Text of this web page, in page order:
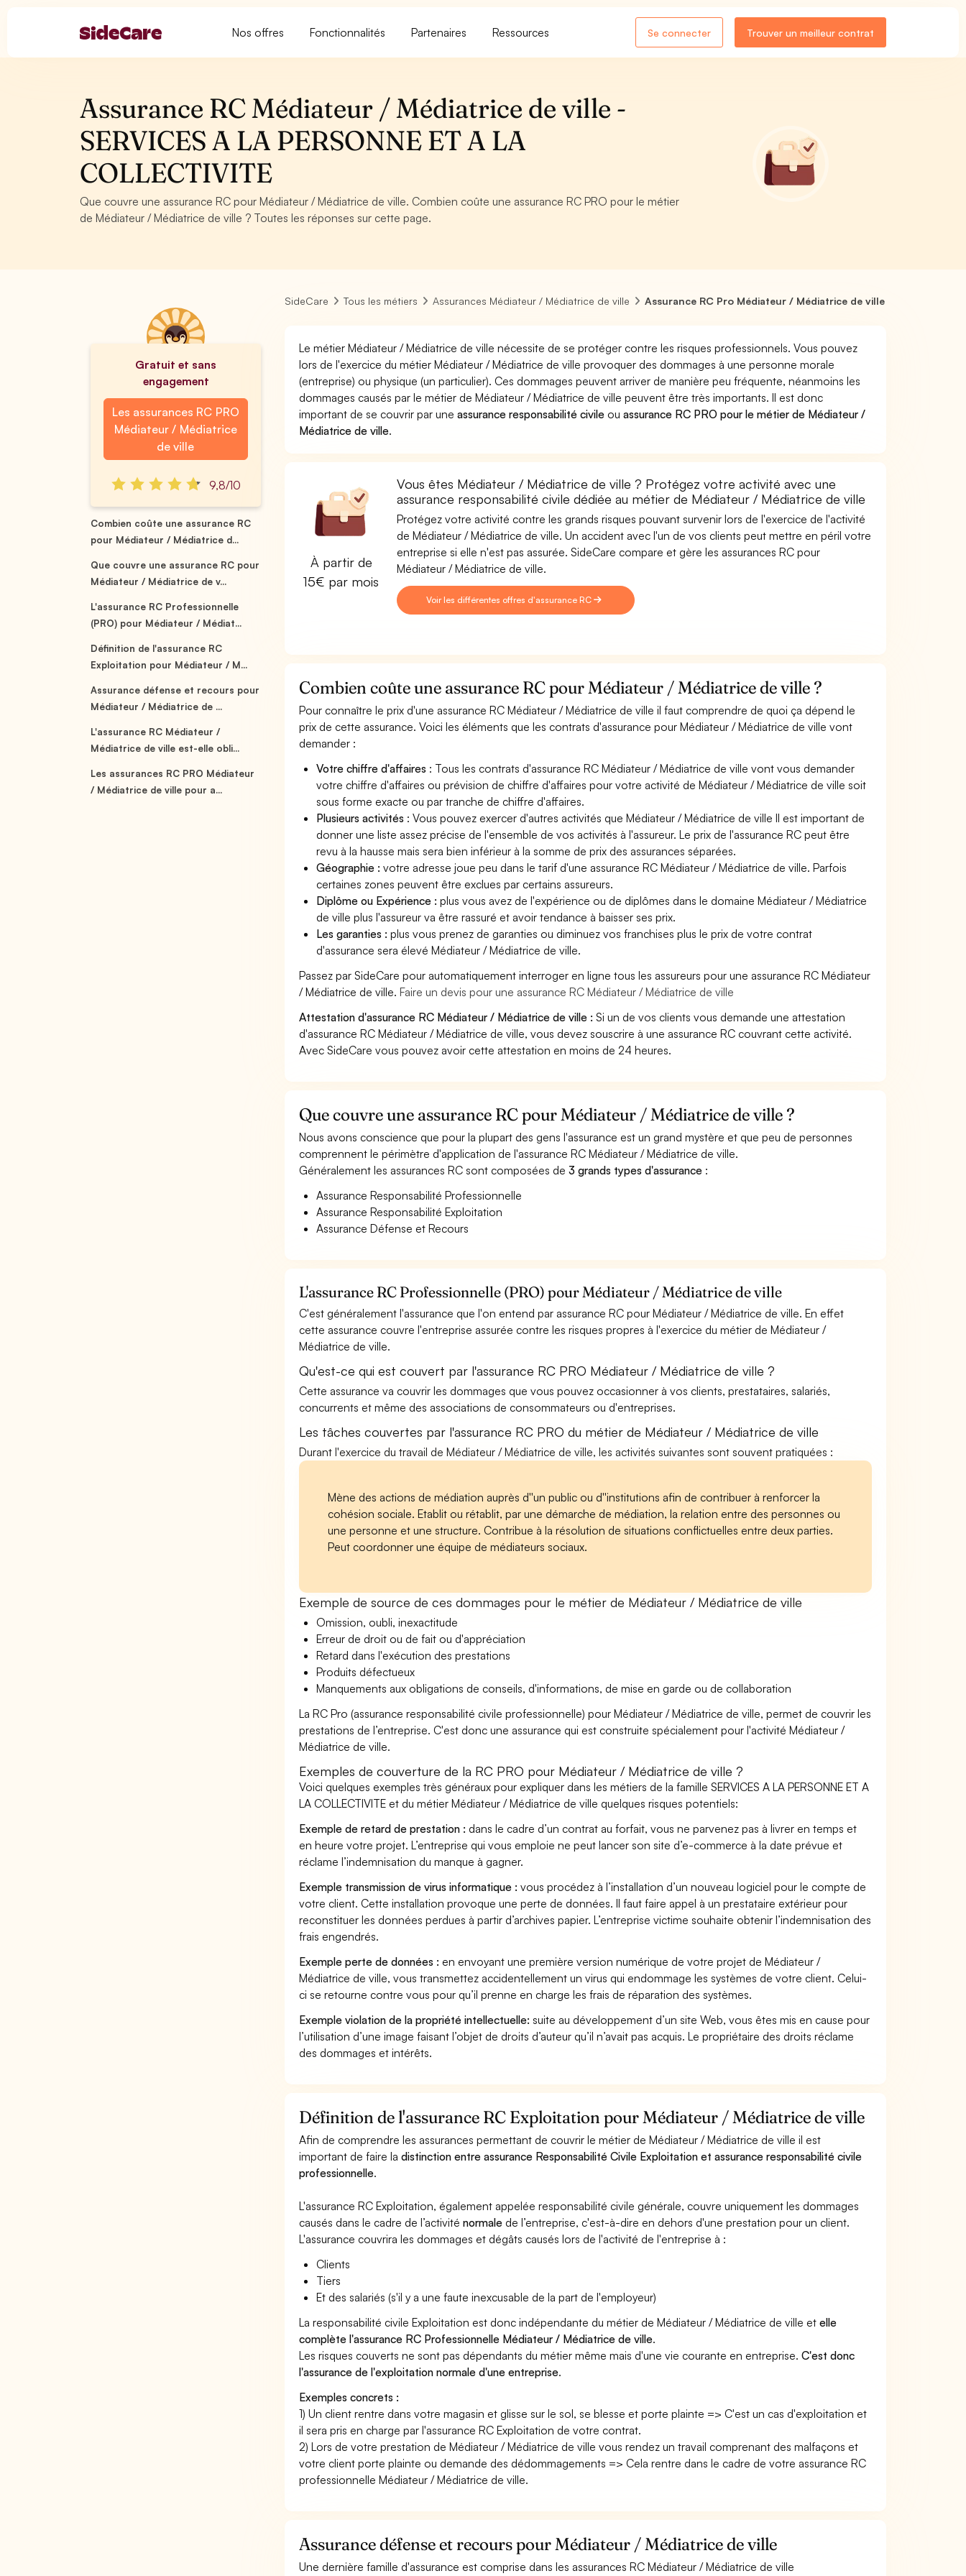
Nos offres Fonctionnalités Partenaires Ressources Se connecter Trouver un meilleur contrat
Assurance RC Médiateur / Médiatrice de ville -
SERVICES A LA PERSONNE ET A LA
COLLECTIVITE
Que couvre une assurance RC pour Médiateur / Médiatrice de ville. Combien coûte une assurance RC PRO pour le métier
de Médiateur / Médiatrice de ville ? Toutes les réponses sur cette page.
Gratuit et sans
engagement
Les assurances RC PRO
Médiateur / Médiatrice
de ville
9,8/10
Combien coûte une assurance RC
pour Médiateur / Médiatrice d...
Que couvre une assurance RC pour
Médiateur / Médiatrice de v...
L'assurance RC Professionnelle
(PRO) pour Médiateur / Médiat...
Définition de l'assurance RC
Exploitation pour Médiateur / M...
Assurance défense et recours pour
Médiateur / Médiatrice de ...
L'assurance RC Médiateur /
Médiatrice de ville est-elle obli...
Les assurances RC PRO Médiateur
/ Médiatrice de ville pour a...
SideCare Tous les métiers Assurances Médiateur / Médiatrice de ville Assurance RC Pro Médiateur / Médiatrice de ville
Le métier Médiateur / Médiatrice de ville nécessite de se protéger contre les risques professionnels. Vous pouvez
lors de l'exercice du métier Médiateur / Médiatrice de ville provoquer des dommages à une personne morale
(entreprise) ou physique (un particulier). Ces dommages peuvent arriver de manière peu fréquente, néanmoins les
dommages causés par le métier de Médiateur / Médiatrice de ville peuvent être très importants. Il est donc
important de se couvrir par uneassurance responsabilité civile ouassurance RC PRO pour le métier de Médiateur /
Médiatrice de ville.
À partir de
15€ par mois
Vous êtes Médiateur / Médiatrice de ville ? Protégez votre activité avec une
assurance responsabilité civile dédiée au métier de Médiateur / Médiatrice de ville
Protégez votre activité contre les grands risques pouvant survenir lors de l'exercice de l'activité
de Médiateur / Médiatrice de ville. Un accident avec l'un de vos clients peut mettre en péril votre
entreprise si elle n'est pas assurée. SideCare compare et gère les assurances RC pour
Médiateur / Médiatrice de ville.
Voir les différentes offres d'assurance RC
Combien coûte une assurance RC pour Médiateur / Médiatrice de ville ?
Pour connaître le prix d'une assurance RC Médiateur / Médiatrice de ville il faut comprendre de quoi ça dépend le
prix de cette assurance. Voici les éléments que les contrats d'assurance pour Médiateur / Médiatrice de ville vont
demander :
Votre chiffre d'affaires : Tous les contrats d'assurance RC Médiateur / Médiatrice de ville vont vous demander
votre chiffre d'affaires ou prévision de chiffre d'affaires pour votre activité de Médiateur / Médiatrice de ville soit
sous forme exacte ou par tranche de chiffre d'affaires.
Plusieurs activités : Vous pouvez exercer d'autres activités que Médiateur / Médiatrice de ville Il est important de
donner une liste assez précise de l'ensemble de vos activités à l'assureur. Le prix de l'assurance RC peut être
revu à la hausse mais sera bien inférieur à la somme de prix des assurances séparées.
Géographie :votre adresse joue peu dans le tarif d'une assurance RC Médiateur / Médiatrice de ville. Parfois
certaines zones peuvent être exclues par certains assureurs.
Diplôme ou Expérience :plus vous avez de l'expérience ou de diplômes dans le domaine Médiateur / Médiatrice
de ville plus l'assureur va être rassuré et avoir tendance à baisser ses prix.
Les garanties :plus vous prenez de garanties ou diminuez vos franchises plus le prix de votre contrat
d'assurance sera élevé Médiateur / Médiatrice de ville.
Passez par SideCare pour automatiquement interroger en ligne tous les assureurs pour une assurance RC Médiateur
/ Médiatrice de ville.Faire un devis pour une assurance RC Médiateur / Médiatrice de ville
Attestation d'assurance RC Médiateur / Médiatrice de ville : Si un de vos clients vous demande une attestation
d'assurance RC Médiateur / Médiatrice de ville, vous devez souscrire à une assurance RC couvrant cette activité.
Avec SideCare vous pouvez avoir cette attestation en moins de 24 heures.
Que couvre une assurance RC pour Médiateur / Médiatrice de ville ?
Nous avons conscience que pour la plupart des gens l'assurance est un grand mystère et que peu de personnes
comprennent le périmètre d'application de l'assurance RC Médiateur / Médiatrice de ville.
Généralement les assurances RC sont composées de3 grands types d'assurance :
Assurance Responsabilité Professionnelle
Assurance Responsabilité Exploitation
Assurance Défense et Recours
L'assurance RC Professionnelle (PRO) pour Médiateur / Médiatrice de ville
C'est généralement l'assurance que l'on entend par assurance RC pour Médiateur / Médiatrice de ville. En effet
cette assurance couvre l'entreprise assurée contre les risques propres à l'exercice du métier de Médiateur /
Médiatrice de ville.
Qu'est-ce qui est couvert par l'assurance RC PRO Médiateur / Médiatrice de ville ?
Cette assurance va couvrir les dommages que vous pouvez occasionner à vos clients, prestataires, salariés,
concurrents et même des associations de consommateurs ou d'entreprises.
Les tâches couvertes par l'assurance RC PRO du métier de Médiateur / Médiatrice de ville
Durant l'exercice du travail de Médiateur / Médiatrice de ville, les activités suivantes sont souvent pratiquées :
Mène des actions de médiation auprès d''un public ou d''institutions afin de contribuer à renforcer la
cohésion sociale. Etablit ou rétablit, par une démarche de médiation, la relation entre des personnes ou
une personne et une structure. Contribue à la résolution de situations conflictuelles entre deux parties.
Peut coordonner une équipe de médiateurs sociaux.
Exemple de source de ces dommages pour le métier de Médiateur / Médiatrice de ville
Omission, oubli, inexactitude
Erreur de droit ou de fait ou d'appréciation
Retard dans l'exécution des prestations
Produits défectueux
Manquements aux obligations de conseils, d'informations, de mise en garde ou de collaboration
La RC Pro (assurance responsabilité civile professionnelle) pour Médiateur / Médiatrice de ville, permet de couvrir les
prestations de l’entreprise. C'est donc une assurance qui est construite spécialement pour l'activité Médiateur /
Médiatrice de ville.
Exemples de couverture de la RC PRO pour Médiateur / Médiatrice de ville ?
Voici quelques exemples très généraux pour expliquer dans les métiers de la famille SERVICES A LA PERSONNE ET A
LA COLLECTIVITE et du métier Médiateur / Médiatrice de ville quelques risques potentiels:
Exemple de retard de prestation : dans le cadre d’un contrat au forfait, vous ne parvenez pas à livrer en temps et
en heure votre projet. L’entreprise qui vous emploie ne peut lancer son site d’e-commerce à la date prévue et
réclame l’indemnisation du manque à gagner.
Exemple transmission de virus informatique : vous procédez à l’installation d’un nouveau logiciel pour le compte de
votre client. Cette installation provoque une perte de données. Il faut faire appel à un prestataire extérieur pour
reconstituer les données perdues à partir d’archives papier. L’entreprise victime souhaite obtenir l’indemnisation des
frais engendrés.
Exemple perte de données : en envoyant une première version numérique de votre projet de Médiateur /
Médiatrice de ville, vous transmettez accidentellement un virus qui endommage les systèmes de votre client. Celui-
ci se retourne contre vous pour qu’il prenne en charge les frais de réparation des systèmes.
Exemple violation de la propriété intellectuelle: suite au développement d’un site Web, vous êtes mis en cause pour
l’utilisation d’une image faisant l’objet de droits d’auteur qu’il n’avait pas acquis. Le propriétaire des droits réclame
des dommages et intérêts.
Définition de l'assurance RC Exploitation pour Médiateur / Médiatrice de ville
Afin de comprendre les assurances permettant de couvrir le métier de Médiateur / Médiatrice de ville il est
important de faire ladistinction entre assurance Responsabilité Civile Exploitation et assurance responsabilité civile
professionnelle.
L'assurance RC Exploitation, également appelée responsabilité civile générale, couvre uniquement les dommages
causés dans le cadre de l’activiténormale de l’entreprise, c'est-à-dire en dehors d'une prestation pour un client.
L'assurance couvrira les dommages et dégâts causés lors de l'activité de l'entreprise à :
Clients
Tiers
Et des salariés (s'il y a une faute inexcusable de la part de l'employeur)
La responsabilité civile Exploitation est donc indépendante du métier de Médiateur / Médiatrice de ville etelle
complète l'assurance RC Professionnelle Médiateur / Médiatrice de ville.
Les risques couverts ne sont pas dépendants du métier même mais d'une vie courante en entreprise.C'est donc
l'assurance de l'exploitation normale d'une entreprise.
Exemples concrets :
1) Un client rentre dans votre magasin et glisse sur le sol, se blesse et porte plainte => C'est un cas d'exploitation et
il sera pris en charge par l'assurance RC Exploitation de votre contrat.
2) Lors de votre prestation de Médiateur / Médiatrice de ville vous rendez un travail comprenant des malfaçons et
votre client porte plainte ou demande des dédommagements => Cela rentre dans le cadre de votre assurance RC
professionnelle Médiateur / Médiatrice de ville.
Assurance défense et recours pour Médiateur / Médiatrice de ville
Une dernière famille d'assurance est comprise dans les assurances RC Médiateur / Médiatrice de ville